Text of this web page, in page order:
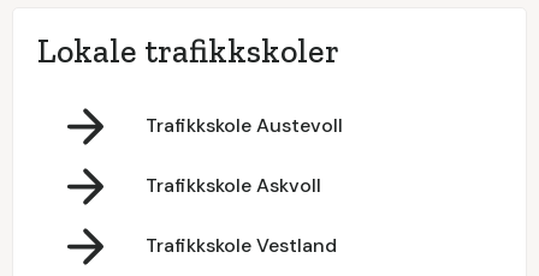
Lokale trafikkskoler
Trafikkskole Austevoll
Trafikkskole Askvoll
Trafikkskole Vestland